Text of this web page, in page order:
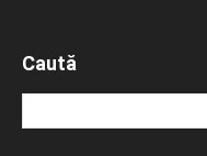
Caută